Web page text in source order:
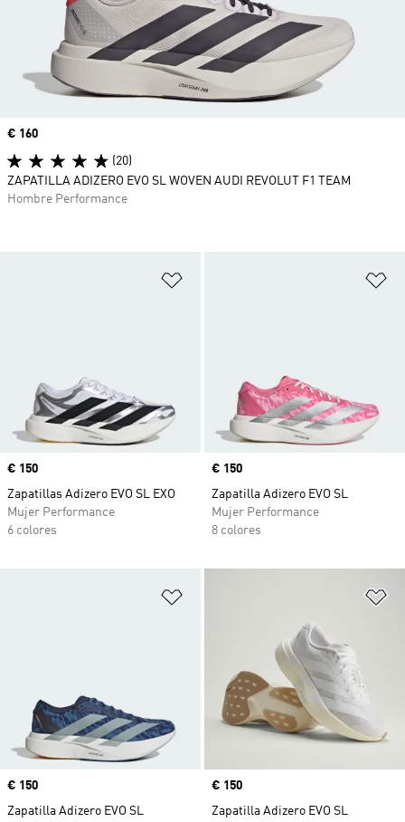
Precio
€ 150
Zapatillas Adizero EVO SL EXO
Mujer Performance
6 colores
Precio
€ 150
Zapatilla Adizero EVO SL
Mujer Performance
8 colores
Precio
€ 150
Zapatilla Adizero EVO SL
Precio
€ 150
Zapatilla Adizero EVO SL
Precio
€ 160
(20)
ZAPATILLA ADIZERO EVO SL WOVEN AUDI REVOLUT F1 TEAM
Hombre Performance